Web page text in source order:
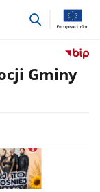
przejdź
Przejdź
do
Gminy